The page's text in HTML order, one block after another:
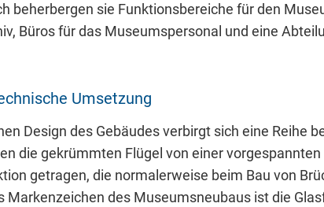
beherbergen sie Funktionsbereiche für den
Büros für das Museumspersonal und eine
Umsetzung
Design des Gebäudes verbirgt sich eine Reihe
die gekrümmten Flügel von einer vorgespannten
getragen, die normalerweise beim Bau von
Markenzeichen des Museumsneubaus ist die
und Statistik Cookies werden verwendet, um
Drittanbieter weitergeleitet.
anzeigen